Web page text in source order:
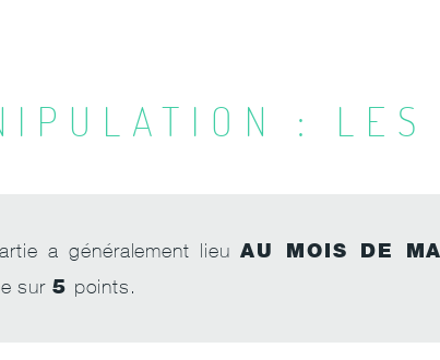
: LES
a généralement lieuAU MOIS DE
sur 5 points.